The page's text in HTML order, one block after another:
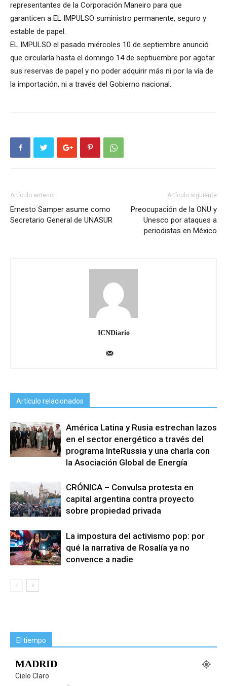
representantes de la Corporación Maneiro para que
garanticen a EL IMPULSO suministro permanente, seguro y
estable de papel.
EL IMPULSO el pasado miércoles 10 de septiembre anunció
que circularía hasta el domingo 14 de septiuembre por agotar
sus reservas de papel y no poder adquirir más ni por la vía de
la importación, ni a través del Gobierno nacional.
Artículo anterior
Ernesto Samper asume como
Secretario General de UNASUR
Artículo siguiente
Preocupación de la ONU y
Unesco por ataques a
periodistas en México
ICNDiario
Artículo relacionados
América Latina y Rusia estrechan lazos
en el sector energético a través del
programa InteRussia y una charla con
la Asociación Global de Energía
CRÓNICA – Convulsa protesta en
capital argentina contra proyecto
sobre propiedad privada
La impostura del activismo pop: por
qué la narrativa de Rosalía ya no
convence a nadie
El tiempo
MADRID
Cielo Claro